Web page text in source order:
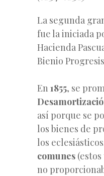
La segunda
fue la iniciada
Hacienda
Bienio
En 1855, se
así porque se
los bienes de
los
comunes
no